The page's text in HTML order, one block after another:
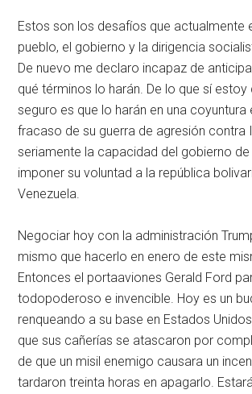
Estos son los desafíos que actualmente
pueblo, el gobierno y la dirigencia
De nuevo me declaro incapaz de
qué términos lo harán. De lo que sí
seguro es que lo harán en una coyuntura
fracaso de su guerra de agresión contra
seriamente la capacidad del gobierno de
imponer su voluntad a la república
Venezuela.
Negociar hoy con la administración
mismo que hacerlo en enero de este
Entonces el portaaviones Gerald Ford
todopoderoso e invencible. Hoy es un
renqueando a su base en Estados
que sus cañerías se atascaron por
de que un misil enemigo causara un
tardaron treinta horas en apagarlo.